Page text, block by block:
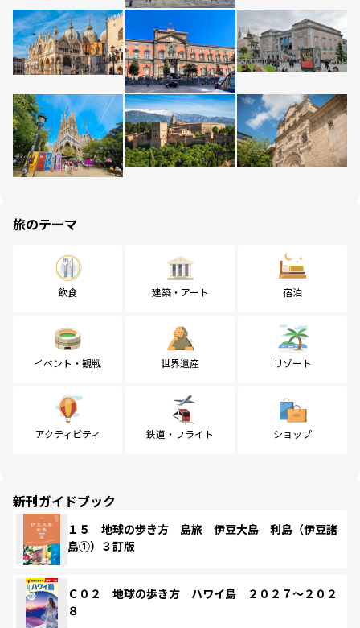
旅のテーマ
飲食 建築・アート 宿泊
イベント・観戦 世界遺産 リゾート
アクティビティ 鉄道・フライト ショップ
新刊ガイドブック
１５ 地球の歩き方 島旅 伊豆大島 利島（伊豆諸
島①）３訂版
Ｃ０２ 地球の歩き方 ハワイ島 ２０２７～２０２
８